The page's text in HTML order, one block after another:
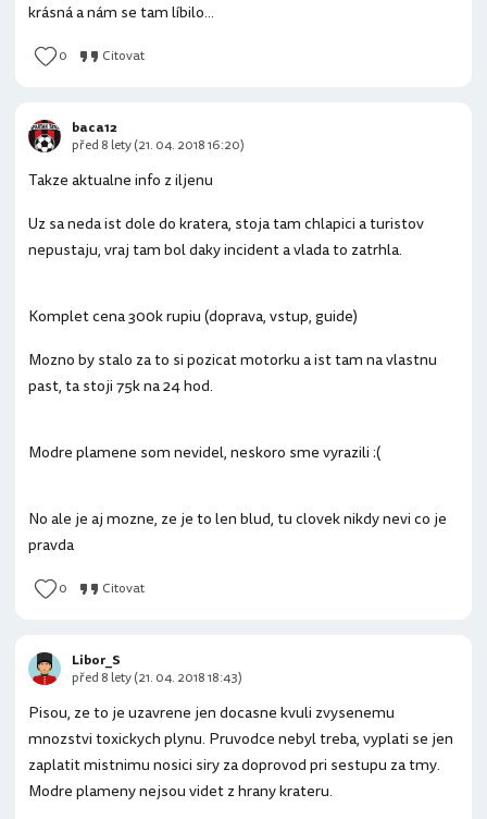
krásná a nám se tam líbilo...
0 Citovat
Takze aktualne info z iljenu
Uz sa neda ist dole do kratera, stoja tam chlapici a turistov
nepustaju, vraj tam bol daky incident a vlada to zatrhla.
Komplet cena 300k rupiu (doprava, vstup, guide)
Mozno by stalo za to si pozicat motorku a ist tam na vlastnu
past, ta stoji 75k na 24 hod.
Modre plamene som nevidel, neskoro sme vyrazili :(
No ale je aj mozne, ze je to len blud, tu clovek nikdy nevi co je
pravda
0 Citovat
baca12
před 8 lety (21. 04. 2018 16:20)
Pisou, ze to je uzavrene jen docasne kvuli zvysenemu
mnozstvi toxickych plynu. Pruvodce nebyl treba, vyplati se jen
zaplatit mistnimu nosici siry za doprovod pri sestupu za tmy.
Modre plameny nejsou videt z hrany krateru.
Libor_S
před 8 lety (21. 04. 2018 18:43)